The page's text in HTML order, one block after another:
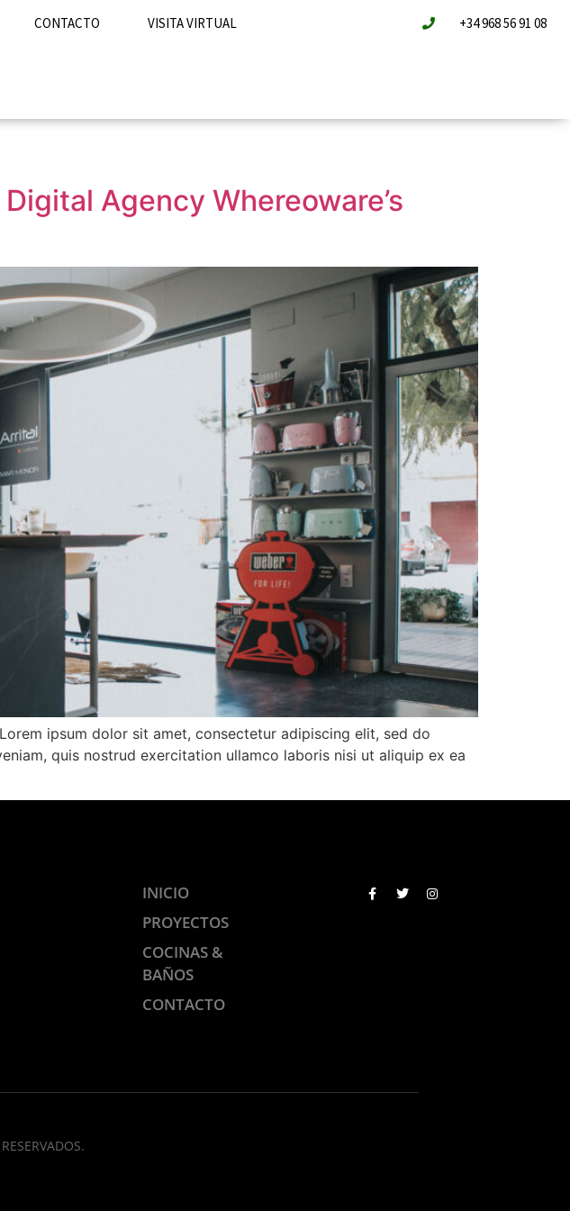
CONTACTO VISITA VIRTUAL +34 968 56 91 08
Agency Whereoware’s
ipsum dolor sit amet, consectetur adipiscing elit, sed do
quis nostrud exercitation ullamco laboris nisi ut aliquip ex ea
INICIO
PROYECTOS
COCINAS &
BAÑOS
CONTACTO